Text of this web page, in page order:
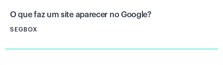
O que faz um site aparecer no Google?
SEGBOX